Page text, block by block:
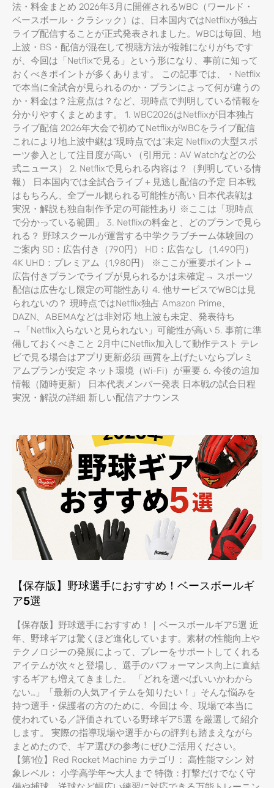
法・料金まとめ 2026年3月に開催されるWBC（ワールド・
ベースボール・クラシック）は、日本国内ではNetflixが独占
ライブ配信することが正式発表されました。WBCは毎回、地
上波・BS・配信が混在して視聴方法が複雑になりがちです
が、今回は「Netflixで見る」という形になり、事前に知って
おくべきポイントが多くあります。 この記事では、・Netflix
で本当に全試合が見られるのか・プランによって何が違うの
か・料金は？注意点は？など、現時点で判明している情報を
分かりやすくまとめます。 1. WBC2026はNetflixが日本独占
ライブ配信 2026年大会で初めてNetflixがWBCをライブ配信
これにより地上波中継は“現時点では”未定 Netflixの大型スポ
ーツ参入として注目度が高い （引用元：AV Watchなどの公
式ニュース） 2. Netflixで見られる内容は？（判明している情
報） 日本国内では全試合ライブ＋見逃し配信の予定 日本戦
はもちろん、全プール観られる可能性が高い 日本代表戦は
実況・解説も独自制作予定の可能性あり ※ここは「現時点
で分かっている範囲」 3. Netflixの料金と、どのプランで見ら
れる？ 野球スクールが運営する中学クラブチーム体験回の
ご案内 SD：広告付き（790円） HD：広告なし（1,490円）
4K UHD：プレミアム（1,980円） ※ここが重要ポイント→
広告付きプランでライブが見られるかは未確定→ スポーツ
配信は広告なし限定の可能性あり 4. 他サービスでWBCは見
られないの？ 現時点ではNetflix独占 Amazon Prime、
DAZN、ABEMAなどは非対応 地上波も未定、発表待ち
→「Netflix入らないと見られない」可能性が高い 5. 事前に準
備しておくべきこと 2月中にNetflix加入して動作テスト テレ
ビで見る場合はアプリ更新必須 画質を上げたいならプレミ
アムプランが安定 ネット環境（Wi-Fi）が重要 6. 今後の追加
情報（随時更新） 日本代表メンバー発表 日本戦の試合日程
実況・解説の詳細 新しい配信アナウンス
【保存版】野球選手におすすめ！ベースボールギ
ア5選
【保存版】野球選手におすすめ！｜ベースボールギア5選 近
年、野球ギアは驚くほど進化しています。素材の性能向上や
テクノロジーの発展によって、プレーをサポートしてくれる
アイテムが次々と登場し、選手のパフォーマンス向上に直結
するギアも増えてきました。 「どれを選べばいいかわから
ない…」「最新の人気アイテムを知りたい！」そんな悩みを
持つ選手・保護者の方のために、今回は 今、現場で本当に
使われている／評価されている野球ギア5選 を厳選して紹介
します。 実際の指導現場や選手からの評判も踏まえながら
まとめたので、ギア選びの参考にぜひご活用ください。
【第1位】Red Rocket Machine カテゴリ： 高性能マシン 対
象レベル： 小学高学年〜大人まで 特徴：打撃だけでなく守